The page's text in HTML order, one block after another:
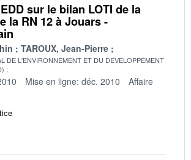
sur le bilan LOTI de la
la RN 12 à Jouars -
TAROUX, Jean-Pierre
DE L'ENVIRONNEMENT ET DU DEVELOPPEMENT
Mise en ligne: déc. 2010
Affaire